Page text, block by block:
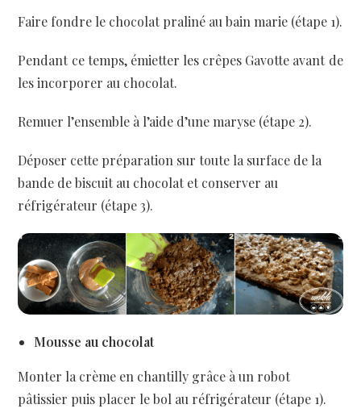
Faire fondre le chocolat praliné au bain marie (étape 1).
Pendant ce temps, émietter les crêpes Gavotte avant de
les incorporer au chocolat.
Remuer l’ensemble à l’aide d’une maryse (étape 2).
Déposer cette préparation sur toute la surface de la
bande de biscuit au chocolat et conserver au
réfrigérateur (étape 3).
Mousse au chocolat
Monter la crème en chantilly grâce à un robot
pâtissier puis placer le bol au réfrigérateur (étape 1).